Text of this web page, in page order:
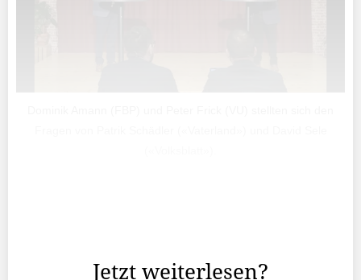
Jetzt weiterlesen?